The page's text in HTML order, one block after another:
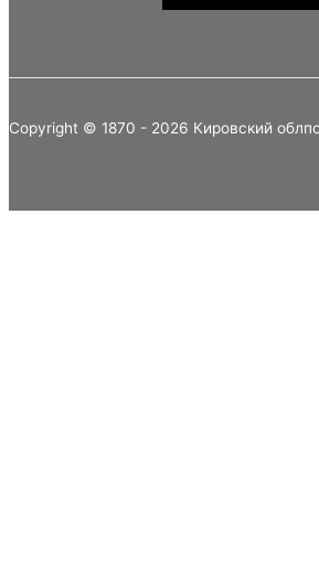
Copyright © 1870 - 2026 Кировский